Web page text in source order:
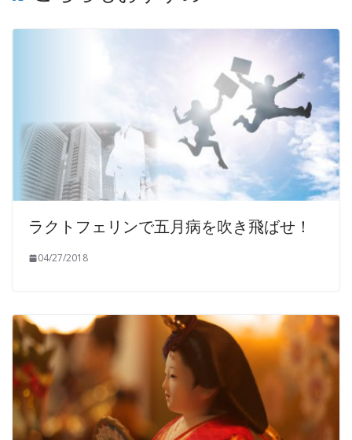
ラクトフェリンで五月病を吹き飛ばせ！
04/27/2018